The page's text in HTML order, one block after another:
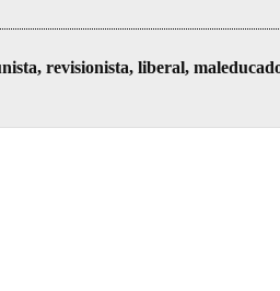
revisionista, liberal,